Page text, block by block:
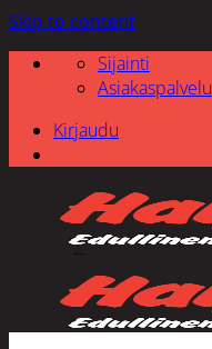
Skip to content
Sijainti
Asiakaspalvelu
Kirjaudu